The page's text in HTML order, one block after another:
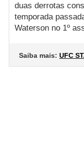
duas derrotas
temporada
Waterson no 1º
Saiba mais: UFC